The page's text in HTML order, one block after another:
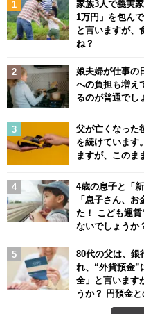
家族3人で義実
1万円」を包ん
と言いますが、
ね？
娘夫婦が仕事の
への負担も増え
るのが普通でし
父が亡くなった
を続けています
ますが、このま
4歳の息子と「
「息子さん、
た！ こども運賃
ないでしょうか
80代の父は、銀
れ、“外貨預金”
全」と言います
うか？ 円預金